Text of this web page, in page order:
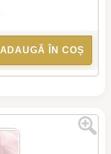
ADAUGĂ ÎN COȘ